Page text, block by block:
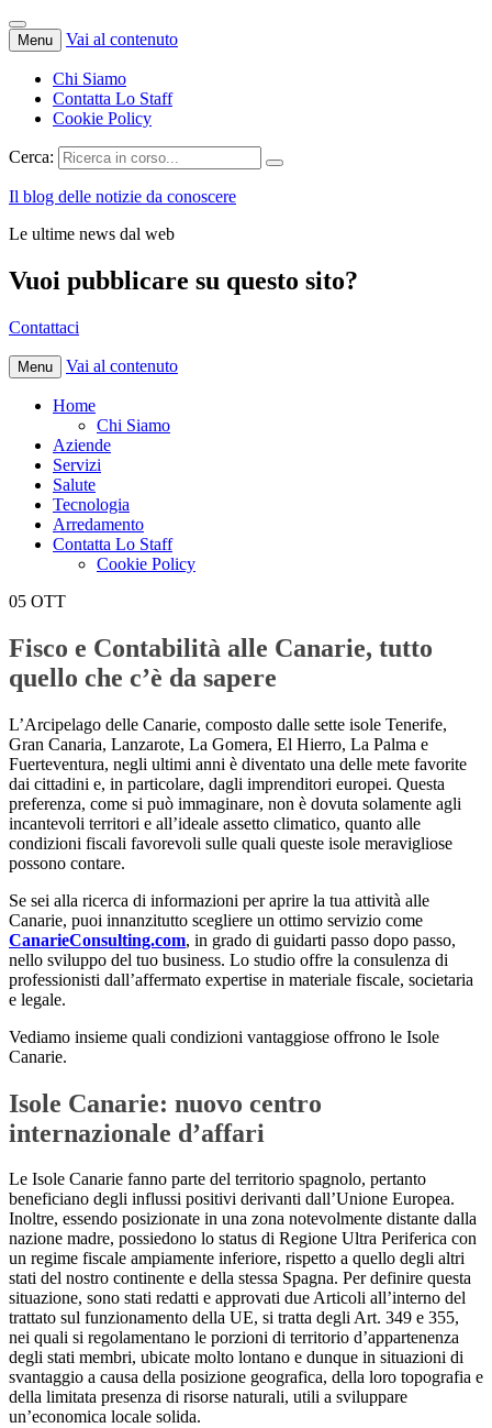
Menu Vai al contenuto
Chi Siamo
Contatta Lo Staff
Cookie Policy
Cerca:
Il blog delle notizie da conoscere
Le ultime news dal web
Vuoi pubblicare su questo sito?
Contattaci
Menu Vai al contenuto
Home
Chi Siamo
Aziende
Servizi
Salute
Tecnologia
Arredamento
Contatta Lo Staff
Cookie Policy
05 OTT
Fisco e Contabilità alle Canarie, tutto
quello che c’è da sapere
L’Arcipelago delle Canarie, composto dalle sette isole Tenerife,
Gran Canaria, Lanzarote, La Gomera, El Hierro, La Palma e
Fuerteventura, negli ultimi anni è diventato una delle mete favorite
dai cittadini e, in particolare, dagli imprenditori europei. Questa
preferenza, come si può immaginare, non è dovuta solamente agli
incantevoli territori e all’ideale assetto climatico, quanto alle
condizioni fiscali favorevoli sulle quali queste isole meravigliose
possono contare.
Se sei alla ricerca di informazioni per aprire la tua attività alle
Canarie, puoi innanzitutto scegliere un ottimo servizio come
CanarieConsulting.com, in grado di guidarti passo dopo passo,
nello sviluppo del tuo business. Lo studio offre la consulenza di
professionisti dall’affermato expertise in materiale fiscale, societaria
e legale.
Vediamo insieme quali condizioni vantaggiose offrono le Isole
Canarie.
Isole Canarie: nuovo centro
internazionale d’affari
Le Isole Canarie fanno parte del territorio spagnolo, pertanto
beneficiano degli influssi positivi derivanti dall’Unione Europea.
Inoltre, essendo posizionate in una zona notevolmente distante dalla
nazione madre, possiedono lo status di Regione Ultra Periferica con
un regime fiscale ampiamente inferiore, rispetto a quello degli altri
stati del nostro continente e della stessa Spagna. Per definire questa
situazione, sono stati redatti e approvati due Articoli all’interno del
trattato sul funzionamento della UE, si tratta degli Art. 349 e 355,
nei quali si regolamentano le porzioni di territorio d’appartenenza
degli stati membri, ubicate molto lontano e dunque in situazioni di
svantaggio a causa della posizione geografica, della loro topografia e
della limitata presenza di risorse naturali, utili a sviluppare
un’economica locale solida.